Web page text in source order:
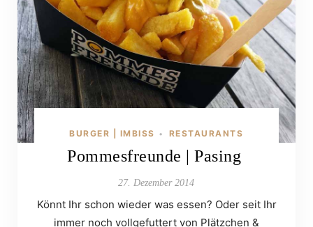
BURGER | IMBISS • RESTAURANTS
Pommesfreunde | Pasing
27. Dezember 2014
Könnt Ihr schon wieder was essen? Oder seit Ihr
immer noch vollgefuttert von Plätzchen &